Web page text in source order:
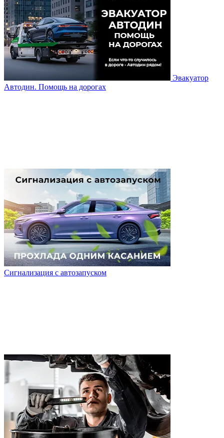
Эвакуатор
Автодин. Помощь на дорогах
Сигнализация с автозапуском